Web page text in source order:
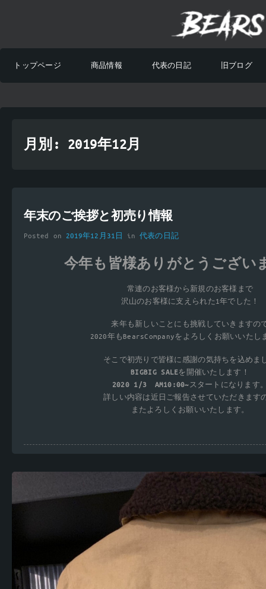
トップページ 商品情報 代表の日記 旧ブログ
月別: 2019年12月
年末のご挨拶と初売り情報
Posted on 2019年12月31日 in代表の日記
今年も皆様ありがとうござい
常連のお客様から新規のお客様まで
沢山のお客様に支えられた1年でした！
来年も新しいことにも挑戦していきますの
2020年もBearsCompanyをよろしくお願いいた
そこで初売りで皆様に感謝の気持ちを込めま
BIGBIG SALEを開催いたします！
2020 1/3 AM10:00~スタートになります
詳しい内容は近日ご報告させていただきます
またよろしくお願いいたします。